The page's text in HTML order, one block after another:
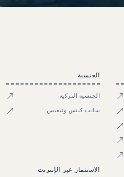
الجنسية
الجنسية التركية
سانت كيتس ونيفيس
الاستثمار عبر الإنترنت